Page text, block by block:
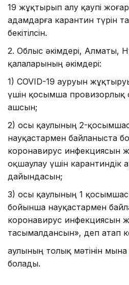
19 жұқтырып алу қаупі
адамдарға карантин түрін
бекітілсін.
2. Облыс әкімдері, Алматы,
қалаларының әкімдері:
1) COVID-19 ауруын
үшін қосымша провизорлық
ашсын;
2) осы қаулының 2-
науқастармен байланыста
коронавирус инфекциясын
оқшаулау үшін карантиндік
дайындасын;
3) осы қаулының 1
бойынша науқастармен
коронавирус инфекциясын
тасымалдансын», деп атап
Қаулының толық мәтінін мына
болады.